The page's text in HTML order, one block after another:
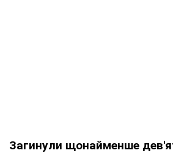
Загинули щонайменше